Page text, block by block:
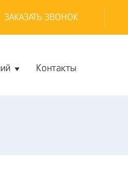
ЗАКАЗАТЬ ЗВОНОК
Контакты